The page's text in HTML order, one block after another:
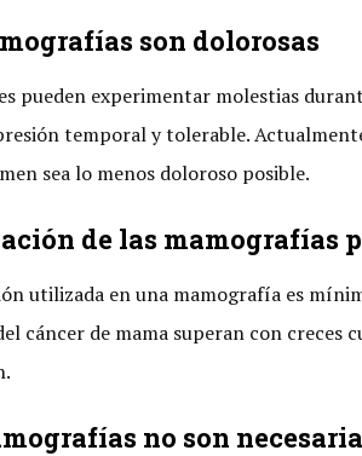
son dolorosas
pueden experimentar molestias
temporal y tolerable.
sea lo menos doloroso posible.
de las mamografías
utilizada en una mamografía es
cáncer de mama superan con creces
no son